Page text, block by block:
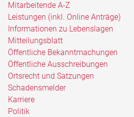
Mitarbeitende A-Z
Leistungen (inkl. Online Anträge)
Informationen zu Lebenslagen
Mitteilungsblatt
Öffentliche Bekanntmachungen
Öffentliche Ausschreibungen
Ortsrecht und Satzungen
Schadensmelder
Karriere
Politik